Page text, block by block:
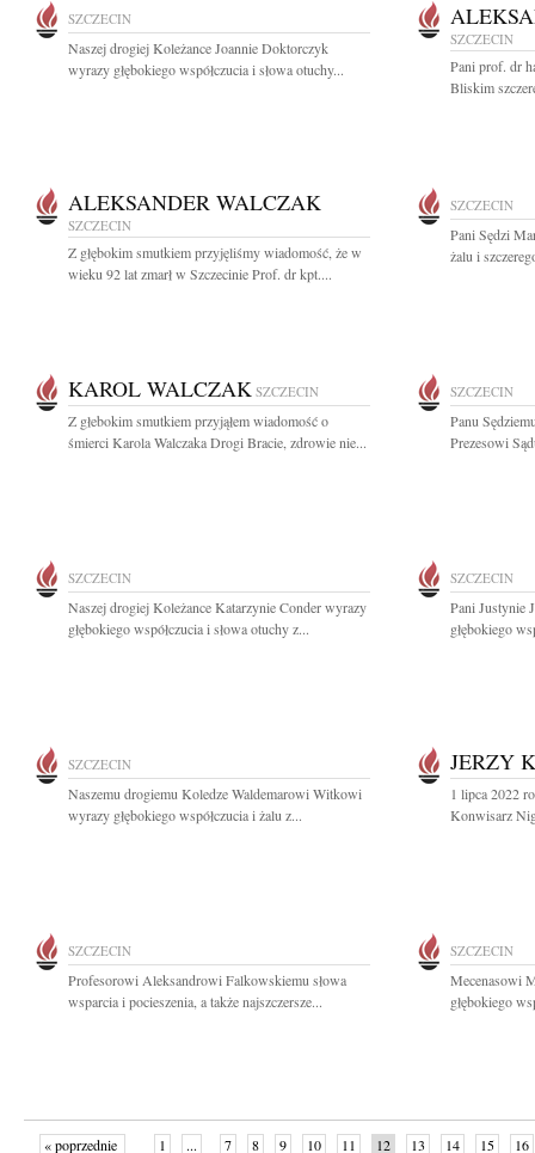
SZCZECIN
Naszej drogiej Koleżance Joannie Doktorczyk
wyrazy głębokiego współczucia i słowa otuchy...
SZCZECIN
Pani prof. dr
Bliskim
ALEKSANDER WALCZAK
SZCZECIN
Z głębokim smutkiem przyjęliśmy wiadomość, że w
wieku 92 lat zmarł w Szczecinie Prof. dr kpt....
SZCZECIN
Pani Sędzi
żalu i
KAROL WALCZAK SZCZECIN
Z głebokim smutkiem przyjąłem wiadomość o
śmierci Karola Walczaka Drogi Bracie, zdrowie nie...
SZCZECIN
Panu
Prezesowi
SZCZECIN
Naszej drogiej Koleżance Katarzynie Conder wyrazy
głębokiego współczucia i słowa otuchy z...
SZCZECIN
Pani Justynie
głębokiego
SZCZECIN
Naszemu drogiemu Koledze Waldemarowi Witkowi
wyrazy głębokiego współczucia i żalu z...
JERZY
1 lipca 2022
Konwisarz
SZCZECIN
Profesorowi Aleksandrowi Falkowskiemu słowa
wsparcia i pocieszenia, a także najszczersze...
SZCZECIN
Mecenasowi
głębokiego
« poprzednie 1 ... 7 8 9 10 11 12 13 14 15 16